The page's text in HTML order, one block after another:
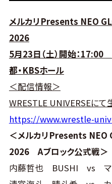
メルカリPresents NEO
2026
5月23日（土）開始：
都・KBSホール
＜配信情報＞
WRESTLE UNIVERSEにて
https://www.wrestle-
＜メルカリPresents NEO
2026 Aブロック公式戦＞
内藤哲也 BUSHI vs マ